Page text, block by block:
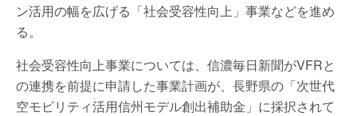
ン活用の幅を広げる「社会受容性向上」事業などを進め
る。
社会受容性向上事業については、信濃毎日新聞がVFRと
の連携を前提に申請した事業計画が、長野県の「次世代
空モビリティ活用信州モデル創出補助金」に採択されて